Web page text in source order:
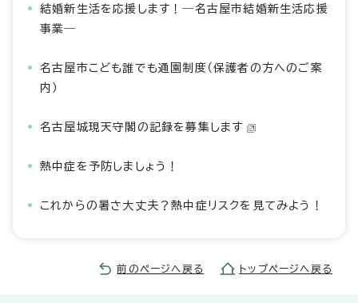
結婚新生活を応援します！―名古屋市結婚新生活応援
事業―
名古屋市こども誰でも通園制度（保護者の方へのご案
内）
名古屋城現天守閣の記録を募集します
熱中症を予防しましょう！
これからの暑さ大丈夫？熱中症リスクを見てみよう！
前のページへ戻る トップページへ戻る